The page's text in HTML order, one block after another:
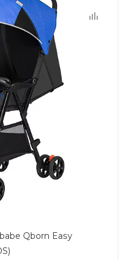
Qborn Easy